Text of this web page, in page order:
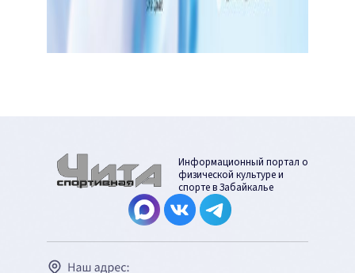
Информационный портал о
физической культуре и
спорте в Забайкалье